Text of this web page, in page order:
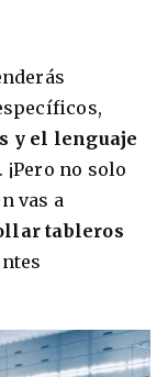
y el lenguaje
. ¡Pero no solo
vas a
tableros